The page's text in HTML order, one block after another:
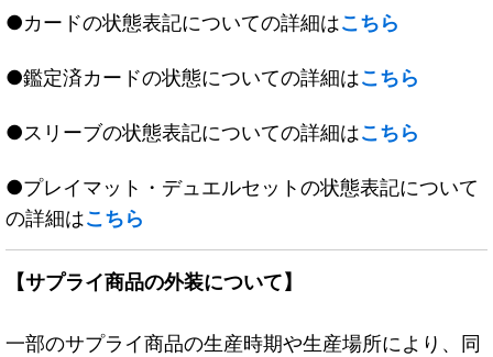
●カードの状態表記についての詳細はこちら
●鑑定済カードの状態についての詳細はこちら
●スリーブの状態表記についての詳細はこちら
●プレイマット・デュエルセットの状態表記について
の詳細はこちら
【サプライ商品の外装について】
一部のサプライ商品の生産時期や生産場所により、同